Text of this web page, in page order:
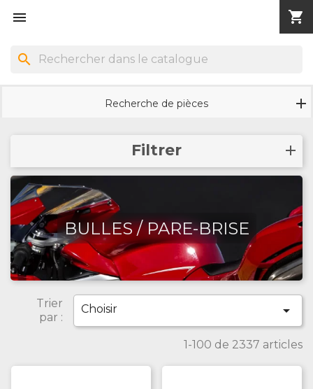
 shopping_cart
search
Recherche de pièces
Filtrer
BULLES / PARE-BRISE
Trier
par :
Choisir 
1-100 de 2337 articles